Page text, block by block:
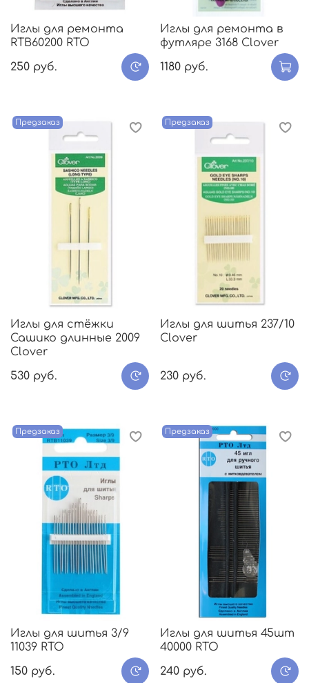
Иглы для ремонта
RTB60200 RTO
250 руб.
Иглы для ремонта в
футляре 3168 Clover
1180 руб.
Предзаказ
Иглы для стёжки
Сашико длинные 2009
Clover
530 руб.
Предзаказ
Иглы для шитья 237/10
Clover
230 руб.
Предзаказ
Иглы для шитья 3/9
11039 RTO
150 руб.
Предзаказ
Иглы для шитья 45шт
40000 RTO
240 руб.